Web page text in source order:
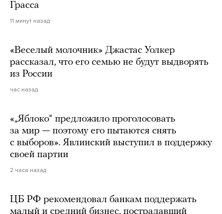
Грасса
11 минут назад
«Веселый молочник» Джастас Уолкер
рассказал, что его семью не будут выдворять
из России
час назад
«„Яблоко“ предложило проголосовать
за мир — поэтому его пытаются снять
с выборов». Явлинский выступил в поддержку
своей партии
2 часа назад
ЦБ РФ рекомендовал банкам поддержать
малый и средний бизнес, пострадавший